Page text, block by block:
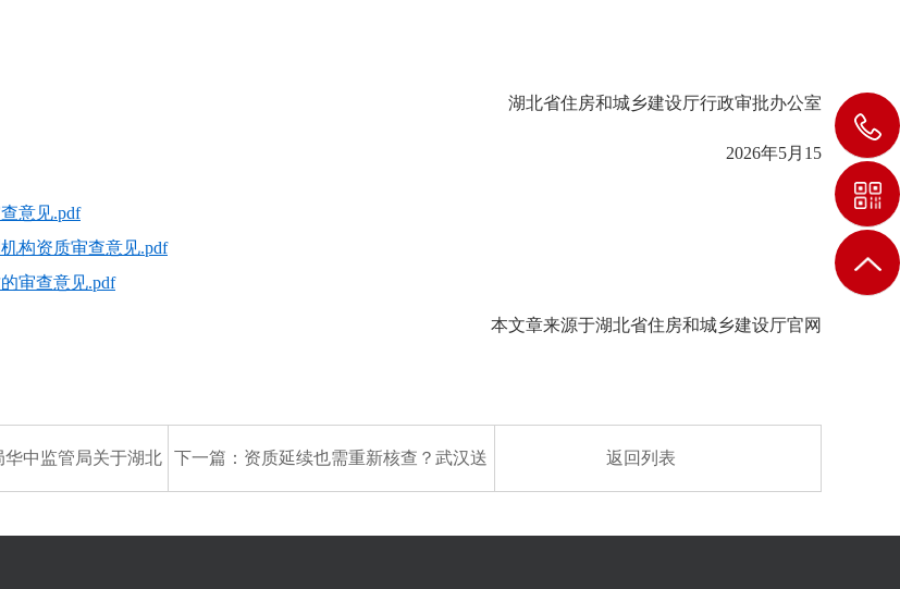
湖北省住房和城乡建设厅行政审批办公室
2026年5月15
意见.pdf
构资质审查意见.pdf
审查意见.pdf
本文章来源于湖北省住房和城乡建设厅官网
华中监管局关于湖北 下一篇： 资质延续也需重新核查？武汉送 返回列表